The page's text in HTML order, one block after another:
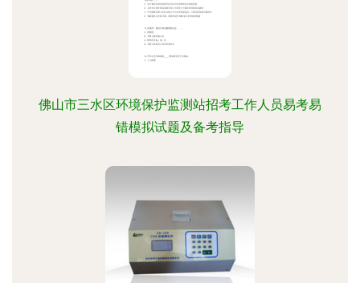
佛山市三水区环境保护监测站招考工作人员易考易
错模拟试题及备考指导